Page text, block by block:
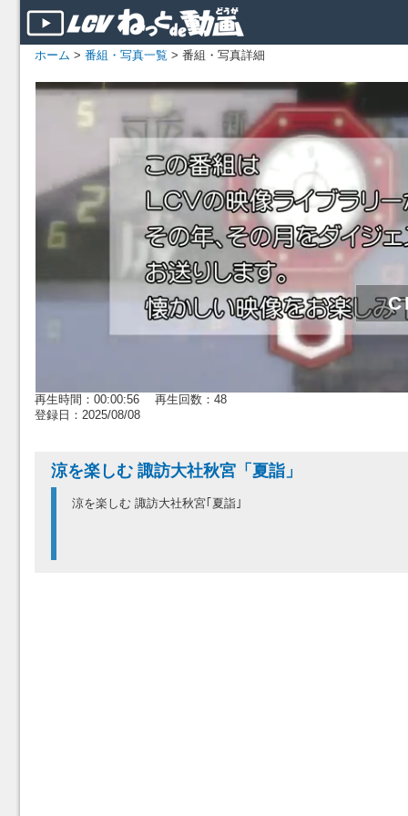
ホーム > 番組・写真一覧 > 番組・写真詳細
再生時間：00:00:56 再生回数：48
登録日：2025/08/08
涼を楽しむ 諏訪大社秋宮「夏詣」
涼を楽しむ 諏訪大社秋宮｢夏詣｣